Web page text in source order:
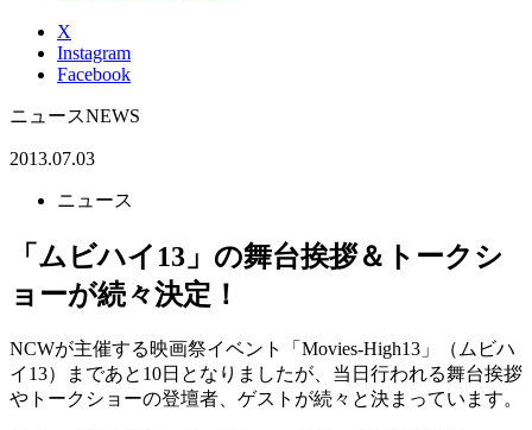
X
Instagram
Facebook
ニュースNEWS
2013.07.03
ニュース
「ムビハイ13」の舞台挨拶＆トークシ
ョーが続々決定！
NCWが主催する映画祭イベント「Movies-High13」（ムビハ
イ13）まであと10日となりましたが、当日行われる舞台挨拶
やトークショーの登壇者、ゲストが続々と決まっています。